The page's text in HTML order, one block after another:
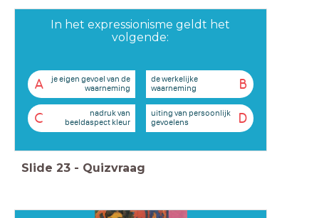
In het expressionisme geldt het
volgende:
A
je eigen gevoel van de
waarneming
B
de werkelijke
waarneming
C
nadruk van
beeldaspect kleur
D
uiting van persoonlijk
gevoelens
Slide 23 - Quizvraag